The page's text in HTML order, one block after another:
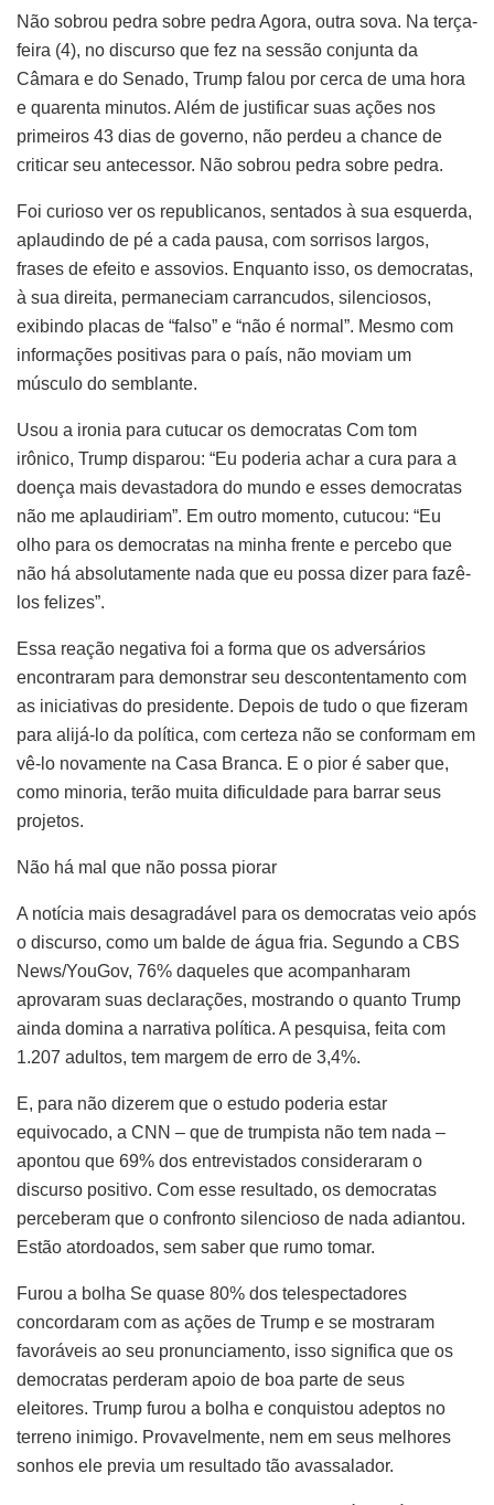
Não sobrou pedra sobre pedra Agora, outra sova. Na terça-
feira (4), no discurso que fez na sessão conjunta da
Câmara e do Senado, Trump falou por cerca de uma hora
e quarenta minutos. Além de justificar suas ações nos
primeiros 43 dias de governo, não perdeu a chance de
criticar seu antecessor. Não sobrou pedra sobre pedra.
Foi curioso ver os republicanos, sentados à sua esquerda,
aplaudindo de pé a cada pausa, com sorrisos largos,
frases de efeito e assovios. Enquanto isso, os democratas,
à sua direita, permaneciam carrancudos, silenciosos,
exibindo placas de “falso” e “não é normal”. Mesmo com
informações positivas para o país, não moviam um
músculo do semblante.
Usou a ironia para cutucar os democratas Com tom
irônico, Trump disparou: “Eu poderia achar a cura para a
doença mais devastadora do mundo e esses democratas
não me aplaudiriam”. Em outro momento, cutucou: “Eu
olho para os democratas na minha frente e percebo que
não há absolutamente nada que eu possa dizer para fazê-
los felizes”.
Essa reação negativa foi a forma que os adversários
encontraram para demonstrar seu descontentamento com
as iniciativas do presidente. Depois de tudo o que fizeram
para alijá-lo da política, com certeza não se conformam em
vê-lo novamente na Casa Branca. E o pior é saber que,
como minoria, terão muita dificuldade para barrar seus
projetos.
Não há mal que não possa piorar
A notícia mais desagradável para os democratas veio após
o discurso, como um balde de água fria. Segundo a CBS
News/YouGov, 76% daqueles que acompanharam
aprovaram suas declarações, mostrando o quanto Trump
ainda domina a narrativa política. A pesquisa, feita com
1.207 adultos, tem margem de erro de 3,4%.
E, para não dizerem que o estudo poderia estar
equivocado, a CNN – que de trumpista não tem nada –
apontou que 69% dos entrevistados consideraram o
discurso positivo. Com esse resultado, os democratas
perceberam que o confronto silencioso de nada adiantou.
Estão atordoados, sem saber que rumo tomar.
Furou a bolha Se quase 80% dos telespectadores
concordaram com as ações de Trump e se mostraram
favoráveis ao seu pronunciamento, isso significa que os
democratas perderam apoio de boa parte de seus
eleitores. Trump furou a bolha e conquistou adeptos no
terreno inimigo. Provavelmente, nem em seus melhores
sonhos ele previa um resultado tão avassalador.